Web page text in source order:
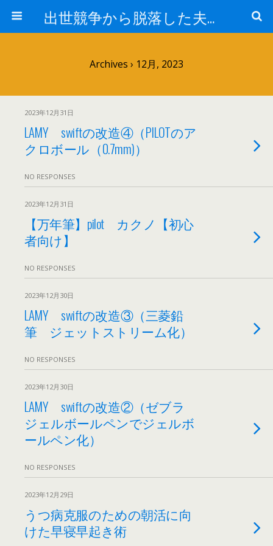
出世競争から脱落した夫と妻の日常
Archives › 12月, 2023
2023年12月31日
LAMY swiftの改造④（PILOTのア
クロボール（0.7mm)）
NO RESPONSES
2023年12月31日
【万年筆】pilot カクノ【初心
者向け】
NO RESPONSES
2023年12月30日
LAMY swiftの改造③（三菱鉛
筆 ジェットストリーム化）
NO RESPONSES
2023年12月30日
LAMY swiftの改造②（ゼブラ
ジェルボールペンでジェルボ
ールペン化）
NO RESPONSES
2023年12月29日
うつ病克服のための朝活に向
けた早寝早起き術